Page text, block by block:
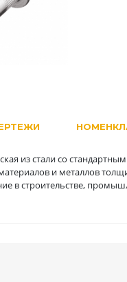
из стали со
и металлов
строительстве,